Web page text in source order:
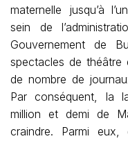
maternelle jusqu’à
sein de
Gouvernement de
spectacles de théâtre
de nombre de
Par conséquent, la
million et demi de
craindre. Parmi